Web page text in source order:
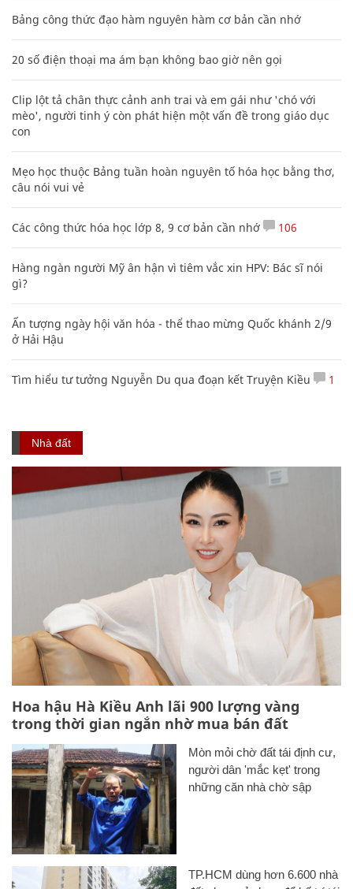
Bảng công thức đạo hàm nguyên hàm cơ bản cần nhớ
20 số điện thoại ma ám bạn không bao giờ nên gọi
Clip lột tả chân thực cảnh anh trai và em gái như 'chó với
mèo', người tinh ý còn phát hiện một vấn đề trong giáo dục
con
Mẹo học thuộc Bảng tuần hoàn nguyên tố hóa học bằng thơ,
câu nói vui vẻ
Các công thức hóa học lớp 8, 9 cơ bản cần nhớ 106
Hàng ngàn người Mỹ ân hận vì tiêm vắc xin HPV: Bác sĩ nói
gì?
Ấn tượng ngày hội văn hóa - thể thao mừng Quốc khánh 2/9
ở Hải Hậu
Tìm hiểu tư tưởng Nguyễn Du qua đoạn kết Truyện Kiều 1
Nhà đất
Hoa hậu Hà Kiều Anh lãi 900 lượng vàng
trong thời gian ngắn nhờ mua bán đất
Mòn mỏi chờ đất tái định cư,
người dân 'mắc kẹt' trong
những căn nhà chờ sập
TP.HCM dùng hơn 6.600 nhà